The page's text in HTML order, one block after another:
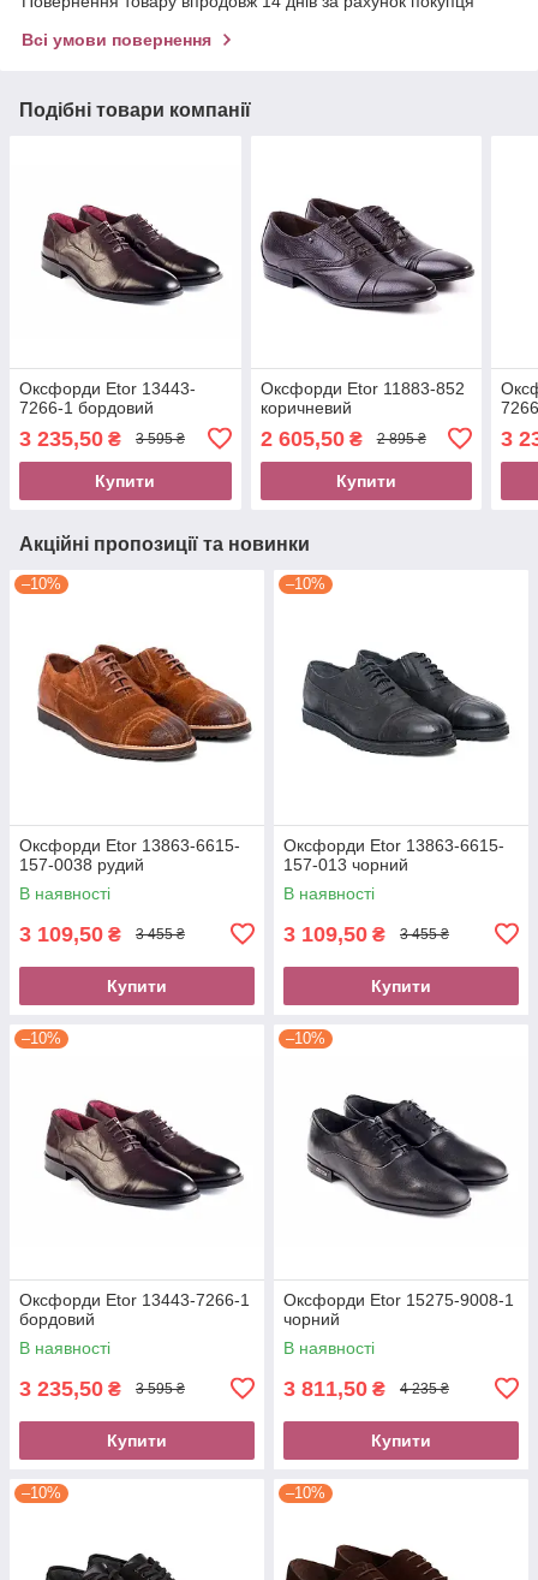
Всі умови повернення
Подібні товари компанії
Оксфорди Etor 13443-
7266-1 бордовий
3 235,50 ₴ 3 595 ₴
Купити
Оксфорди Etor 11883-852
коричневий
2 605,50₴ 2 895 ₴
Купити
3
Акційні пропозиції та новинки
–10%
Оксфорди Etor 13863-6615-
157-0038 рудий
В наявності
3 109,50 ₴ 3 455 ₴
Купити
–10%
Оксфорди Etor 13863-6615-
157-013 чорний
В наявності
3 109,50 ₴ 3 455 ₴
Купити
–10%
Оксфорди Etor 13443-7266-1
бордовий
В наявності
3 235,50 ₴ 3 595 ₴
Купити
–10%
Оксфорди Etor 15275-9008-1
чорний
В наявності
3 811,50 ₴ 4 235 ₴
Купити
–10% –10%